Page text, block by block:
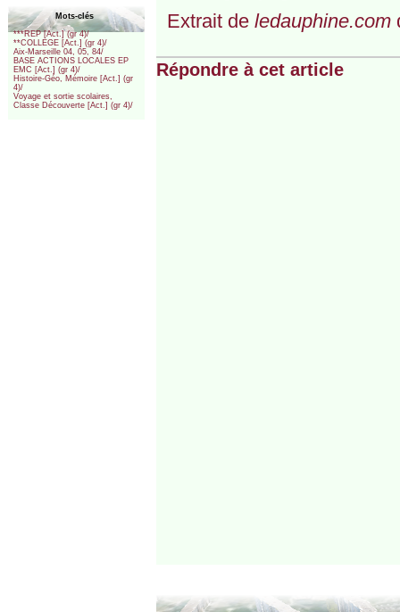
Mots-clés
***REP [Act.] (gr 4)/
**COLLEGE [Act.] (gr 4)/
Aix-Marseille 04, 05, 84/
BASE ACTIONS LOCALES EP
EMC [Act.] (gr 4)/
Histoire-Géo, Mémoire [Act.] (gr
4)/
Voyage et sortie scolaires,
Classe Découverte [Act.] (gr 4)/
Extrait de ledauphine.com
Répondre à cet article